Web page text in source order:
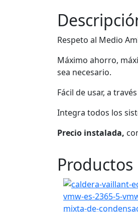
Respeto al Medio
Máximo ahorro,
sea necesario.
Fácil de usar, a
Integra todos los
Precio instalada,